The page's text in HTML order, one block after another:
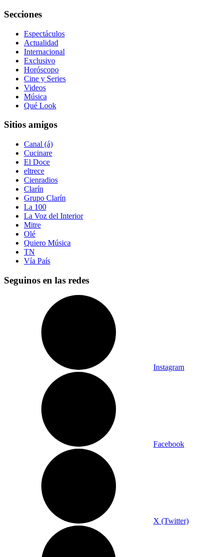
Secciones
Espectáculos
Actualidad
Internacional
Exclusivo
Horóscopo
Cine y Series
Videos
Música
Qué Look
Sitios amigos
Canal (á)
Cucinare
El Doce
eltrece
Cienradios
Clarín
Grupo Clarín
La 100
La Voz del Interior
Mitre
Olé
Quiero Música
TN
Vía País
Seguinos en las redes
Instagram
Facebook
X (Twitter)